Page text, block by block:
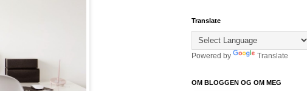
Translate
Powered by Translate
OM BLOGGEN OG OM MEG